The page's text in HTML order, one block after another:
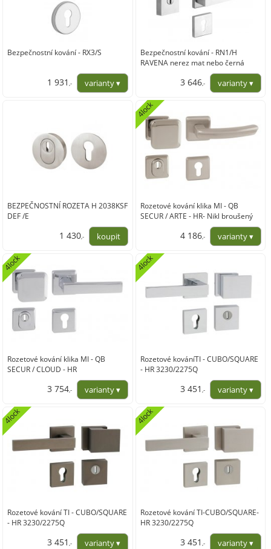
Bezpečnostní kování - RX3/S
1 931,-
Bezpečnostní kování - RN1/H
RAVENA nerez mat nebo černá
3 646,-
BEZPEČNOSTNÍ ROZETA H 2038KSF
DEF /E
1 430,-
Rozetové kování klika MI - QB
SECUR / ARTE - HR- Nikl broušený
4lock
4 186,-
Rozetové kování klika MI - QB
SECUR / CLOUD - HR
4lock
3 754,-
Rozetové kováníTI - CUBO/SQUARE
- HR 3230/2275Q
4lock
3 451 ,-
Rozetové kování TI - CUBO/SQUARE
- HR 3230/2275Q
4lock
3 451,-
Rozetové kování TI-CUBO/SQUARE-
HR 3230/2275Q
4lock
3 451 ,-